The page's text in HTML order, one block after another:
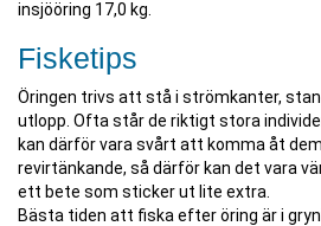
insjööring 17,0 kg.
Fisketips
Öringen trivs att stå i strömkanter,
utlopp. Ofta står de riktigt stora
kan därför vara svårt att komma åt
revirtänkande, så därför kan det vara
ett bete som sticker ut lite extra.
Bästa tiden att fiska efter öring är i